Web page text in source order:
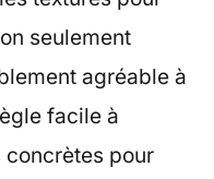
seulement
agréable à
facile à
pour